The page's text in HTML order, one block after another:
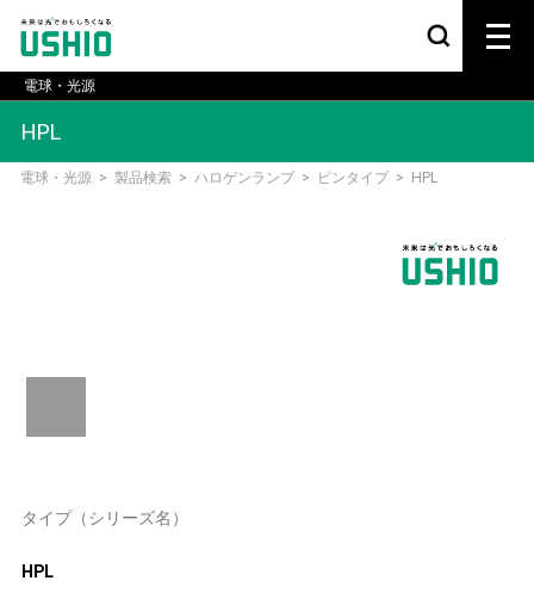
電球・光源
HPL
電球・光源 > 製品検索 > ハロゲンランプ > ピンタイプ > HPL
タイプ（シリーズ名）
HPL